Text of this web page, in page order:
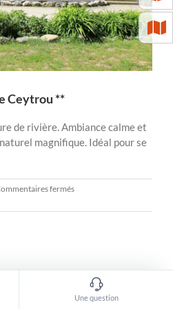
Ceytrou **
de rivière. Ambiance calme et
magnifique. Idéal pour se
ferméssur
Municipal
Une question